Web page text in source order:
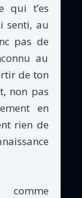
qui t’es
senti, au
pas de
au
de ton
non pas
en
rien de